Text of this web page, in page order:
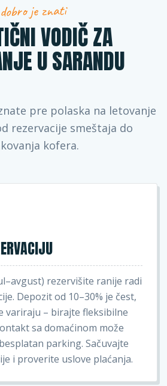
dobro je znati
VODIČ ZA
U SARANDU
pre polaska na letovanje
rezervacije smeštaja do
kofera.
rezervišite ranije radi
Depozit od 10–30% je čest,
variraju – birajte fleksibilne
sa domaćinom može
parking. Sačuvajte
i proverite uslove plaćanja.